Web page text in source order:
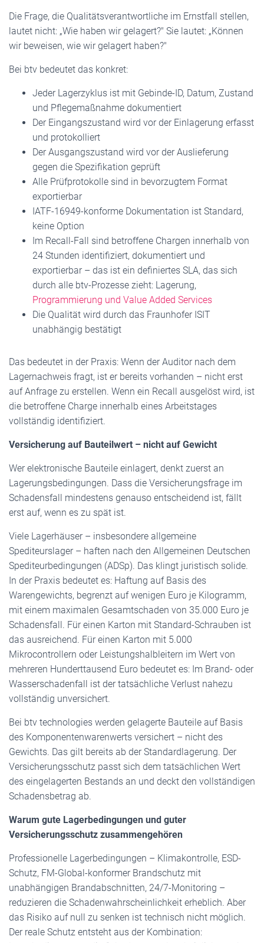
Die Frage, die Qualitätsverantwortliche im Ernstfall stellen,
lautet nicht: „Wie haben wir gelagert?" Sie lautet: „Können
wir beweisen, wie wir gelagert haben?"
Bei btv bedeutet das konkret:
Jeder Lagerzyklus ist mit Gebinde-ID, Datum, Zustand
und Pflegemaßnahme dokumentiert
Der Eingangszustand wird vor der Einlagerung erfasst
und protokolliert
Der Ausgangszustand wird vor der Auslieferung
gegen die Spezifikation geprüft
Alle Prüfprotokolle sind in bevorzugtem Format
exportierbar
IATF-16949-konforme Dokumentation ist Standard,
keine Option
Im Recall-Fall sind betroffene Chargen innerhalb von
24 Stunden identifiziert, dokumentiert und
exportierbar – das ist ein definiertes SLA, das sich
durch alle btv-Prozesse zieht: Lagerung,
Programmierung und Value Added Services
Die Qualität wird durch das Fraunhofer ISIT
unabhängig bestätigt
Das bedeutet in der Praxis: Wenn der Auditor nach dem
Lagernachweis fragt, ist er bereits vorhanden – nicht erst
auf Anfrage zu erstellen. Wenn ein Recall ausgelöst wird, ist
die betroffene Charge innerhalb eines Arbeitstages
vollständig identifiziert.
Versicherung auf Bauteilwert – nicht auf Gewicht
Wer elektronische Bauteile einlagert, denkt zuerst an
Lagerungsbedingungen. Dass die Versicherungsfrage im
Schadensfall mindestens genauso entscheidend ist, fällt
erst auf, wenn es zu spät ist.
Viele Lagerhäuser – insbesondere allgemeine
Spediteurslager – haften nach den Allgemeinen Deutschen
Spediteurbedingungen (ADSp). Das klingt juristisch solide.
In der Praxis bedeutet es: Haftung auf Basis des
Warengewichts, begrenzt auf wenigen Euro je Kilogramm,
mit einem maximalen Gesamtschaden von 35.000 Euro je
Schadensfall. Für einen Karton mit Standard-Schrauben ist
das ausreichend. Für einen Karton mit 5.000
Mikrocontrollern oder Leistungshalbleitern im Wert von
mehreren Hunderttausend Euro bedeutet es: Im Brand- oder
Wasserschadenfall ist der tatsächliche Verlust nahezu
vollständig unversichert.
Bei btv technologies werden gelagerte Bauteile auf Basis
des Komponentenwarenwerts versichert – nicht des
Gewichts. Das gilt bereits ab der Standardlagerung. Der
Versicherungsschutz passt sich dem tatsächlichen Wert
des eingelagerten Bestands an und deckt den vollständigen
Schadensbetrag ab.
Warum gute Lagerbedingungen und guter
Versicherungsschutz zusammengehören
Professionelle Lagerbedingungen – Klimakontrolle, ESD-
Schutz, FM-Global-konformer Brandschutz mit
unabhängigen Brandabschnitten, 24/7-Monitoring –
reduzieren die Schadenwahrscheinlichkeit erheblich. Aber
das Risiko auf null zu senken ist technisch nicht möglich.
Der reale Schutz entsteht aus der Kombination: